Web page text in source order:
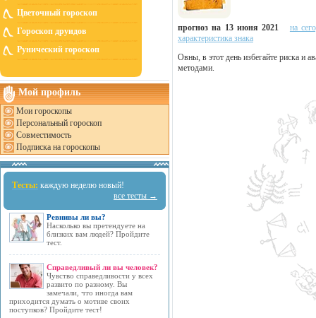
Цветочный гороскоп
Гороскоп друидов
Рунический гороскоп
Мой профиль
Мои гороскопы
Персональный гороскоп
Совместимость
Подписка на гороскопы
Тесты: каждую неделю новый!
все тесты →
Ревнивы ли вы?
Насколько вы претендуете на
близких вам людей? Пройдите
тест.
Справедливый ли вы человек?
Чувство справедливости у всех
развито по разному. Вы
замечали, что иногда вам
приходится думать о мотиве своих
поступков? Пройдите тест!
прогноз на 13 июня 2021
на
характеристика знака
Овны, в этот день избегайте риска и
методами.